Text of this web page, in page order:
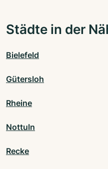
Städte in der
Bielefeld
Gütersloh
Rheine
Nottuln
Recke